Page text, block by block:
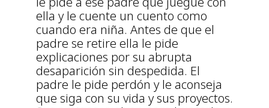
ella y le cuente un cuento como
cuando era niña. Antes de que el
padre se retire ella le pide
explicaciones por su abrupta
desaparición sin despedida. El
padre le pide perdón y le aconseja
que siga con su vida y sus proyectos.